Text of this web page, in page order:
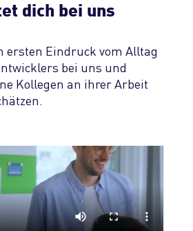
dich bei uns
ersten Eindruck vom Alltag
bei uns und
Kollegen an ihrer Arbeit